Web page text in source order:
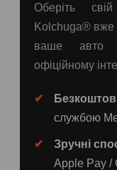
Оберіть
Kolchuga® вже
ваше авто
офіційному
службою
Зручні
Apple Pay /